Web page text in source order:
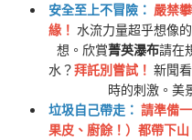
安全至上不冒險： 嚴禁
緣！ 水流力量超乎想像
想。欣賞菁英瀑布請在
水？拜託別嘗試！ 新聞
時的刺激。美
垃圾自己帶走： 請準備
果皮、廚餘！）都帶下山